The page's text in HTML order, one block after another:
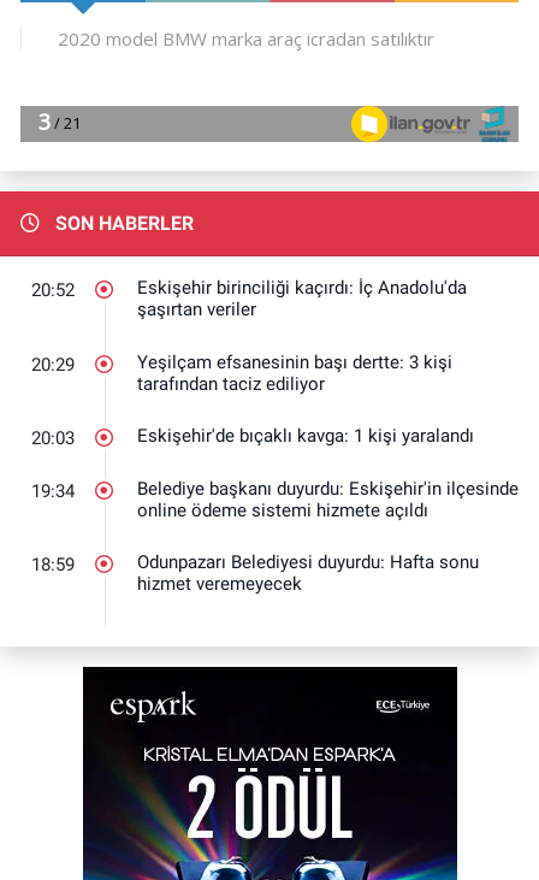
SON HABERLER
20:52
Eskişehir birinciliği kaçırdı: İç Anadolu'da
şaşırtan veriler
20:29
Yeşilçam efsanesinin başı dertte: 3 kişi
tarafından taciz ediliyor
20:03 Eskişehir'de bıçaklı kavga: 1 kişi yaralandı
19:34
Belediye başkanı duyurdu: Eskişehir'in ilçesinde
online ödeme sistemi hizmete açıldı
18:59
Odunpazarı Belediyesi duyurdu: Hafta sonu
hizmet veremeyecek